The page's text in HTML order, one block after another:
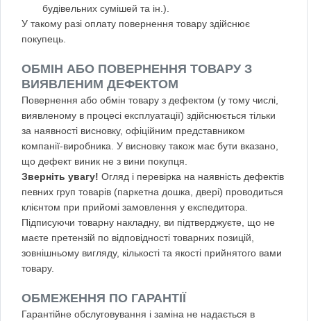
будівельних сумішей та ін.).
У такому разі оплату повернення товару здійснює
покупець.
ОБМІН АБО ПОВЕРНЕННЯ ТОВАРУ З
ВИЯВЛЕНИМ ДЕФЕКТОМ
Повернення або обмін товару з дефектом (у тому числі,
виявленому в процесі експлуатації) здійснюється тільки
за наявності висновку, офіційним представником
компанії-виробника. У висновку також має бути вказано,
що дефект виник не з вини покупця.
Зверніть увагу! Огляд і перевірка на наявність дефектів
певних груп товарів (паркетна дошка, двері) проводиться
клієнтом при прийомі замовлення у експедитора.
Підписуючи товарну накладну, ви підтверджуєте, що не
маєте претензій по відповідності товарних позицій,
зовнішньому вигляду, кількості та якості прийнятого вами
товару.
ОБМЕЖЕННЯ ПО ГАРАНТІЇ
Гарантійне обслуговування і заміна не надається в